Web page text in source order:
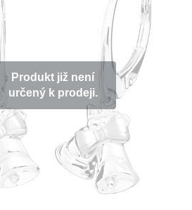
Produkt již není
určený k prodeji.